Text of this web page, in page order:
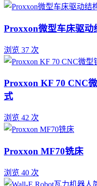
Proxxon微型车床驱动
浏览 37 次
Proxxon KF 70 CNC
式
浏览 42 次
Proxxon MF70铣床
浏览 40 次